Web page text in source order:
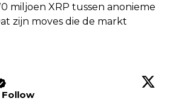
miljoen XRP tussen anonieme
zijn moves die de markt
Follow